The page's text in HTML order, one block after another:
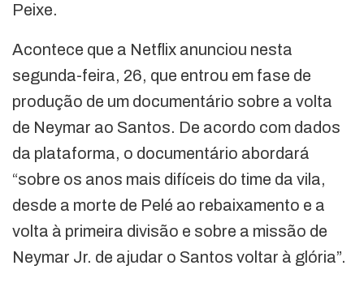
Peixe.
Acontece que a Netflix anunciou nesta
segunda-feira, 26, que entrou em fase de
produção de um documentário sobre a volta
de Neymar ao Santos. De acordo com dados
da plataforma, o documentário abordará
“sobre os anos mais difíceis do time da vila,
desde a morte de Pelé ao rebaixamento e a
volta à primeira divisão e sobre a missão de
Neymar Jr. de ajudar o Santos voltar à glória”.